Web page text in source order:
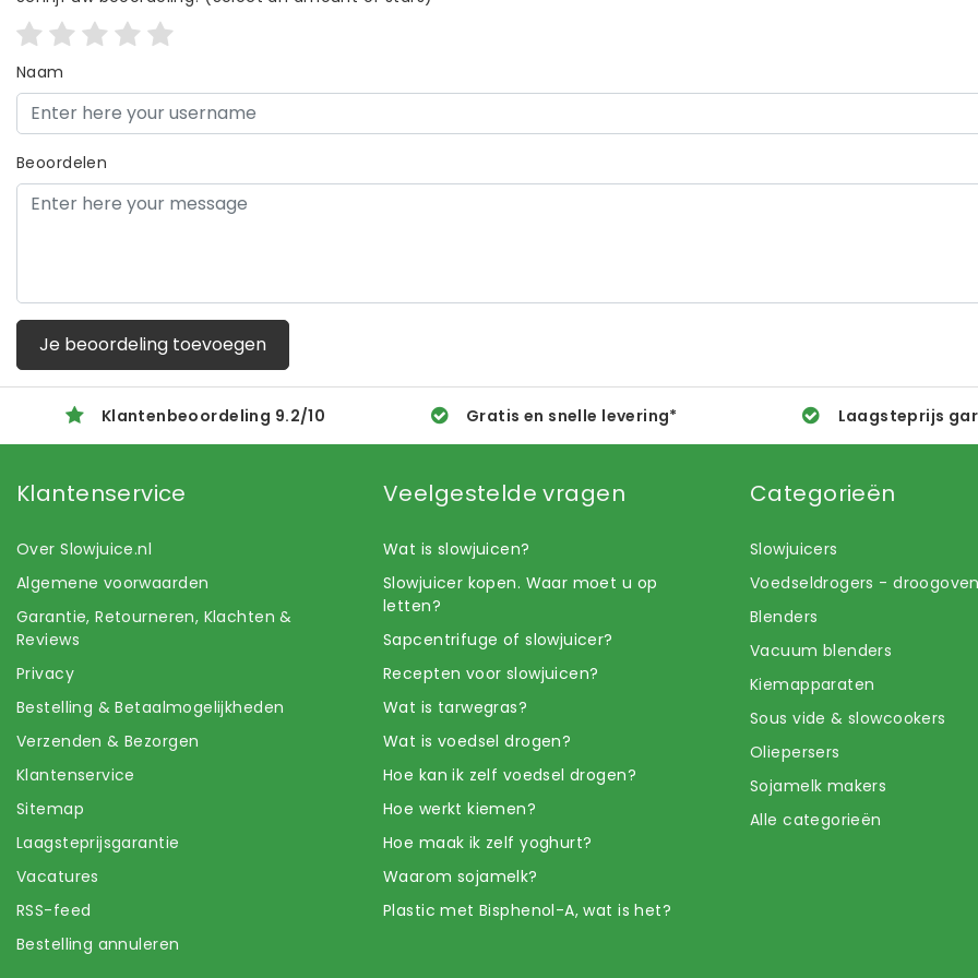
Naam
Beoordelen
Je beoordeling toevoegen
Klantenbeoordeling 9.2/10 Gratis en snelle levering* Laagsteprijs
Klantenservice
Over Slowjuice.nl
Algemene voorwaarden
Garantie, Retourneren, Klachten &
Reviews
Privacy
Bestelling & Betaalmogelijkheden
Verzenden & Bezorgen
Klantenservice
Sitemap
Laagsteprijsgarantie
Vacatures
RSS-feed
Bestelling annuleren
Veelgestelde vragen
Wat is slowjuicen?
Slowjuicer kopen. Waar moet u op
letten?
Sapcentrifuge of slowjuicer?
Recepten voor slowjuicen?
Wat is tarwegras?
Wat is voedsel drogen?
Hoe kan ik zelf voedsel drogen?
Hoe werkt kiemen?
Hoe maak ik zelf yoghurt?
Waarom sojamelk?
Plastic met Bisphenol-A, wat is het?
Categorieën
Slowjuicers
Voedseldrogers -
Blenders
Vacuum blenders
Kiemapparaten
Sous vide & slowcookers
Oliepersers
Sojamelk makers
Alle categorieën